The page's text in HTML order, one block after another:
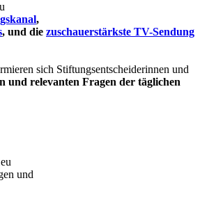
,
, und die zuschauerstärkste TV-Sendung
sich Stiftungsentscheiderinnen und
und relevanten Fragen der täglichen
und